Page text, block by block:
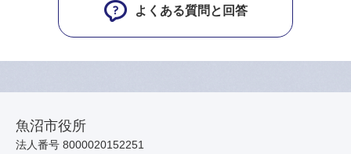
よくある質問と回答
魚沼市役所
法人番号 8000020152251